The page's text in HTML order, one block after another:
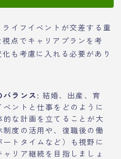
イフイベントが交差する重
点でキャリアプランを考
も考慮に入れる必要があり
バランス: 結婚、出産、育
ベントと仕事をどのように
的な計画を立てることが大
度の活用や、復職後の働
トタイムなど）も視野に
リア継続を目指しましょ